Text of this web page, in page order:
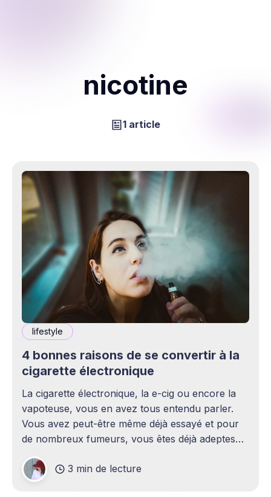
nicotine
1 article
lifestyle
4 bonnes raisons de se convertir à la
cigarette électronique
La cigarette électronique, la e-cig ou encore la
vapoteuse, vous en avez tous entendu parler.
Vous avez peut-être même déjà essayé et pour
de nombreux fumeurs, vous êtes déjà adeptes
d'années, ce dispositif a pourtant été imaginé et
inventé
3 min de lecture